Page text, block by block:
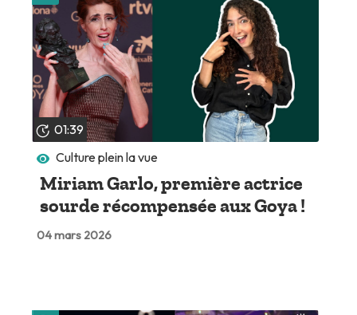
01:39
Culture plein la vue
Miriam Garlo, première actrice
sourde récompensée aux Goya !
04 mars 2026